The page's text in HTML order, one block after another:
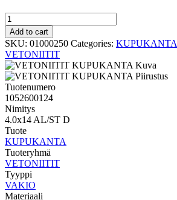
VAKIO
KUPUKANTA
4.0x14
AL/ST
D
quantity
Add to cart
SKU: 01000250 Categories: KUPUKANTA
VETONIITIT
Tuotenumero
1052600124
Nimitys
4.0x14 AL/ST D
Tuote
KUPUKANTA
Tuoteryhmä
VETONIITIT
Tyyppi
VAKIO
Materiaali